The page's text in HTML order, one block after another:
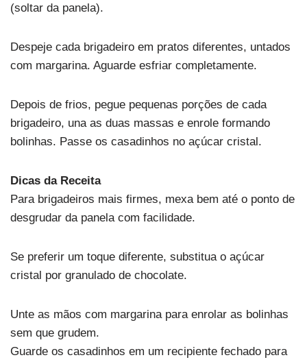
(soltar da panela).
Despeje cada brigadeiro em pratos diferentes, untados
com margarina. Aguarde esfriar completamente.
Depois de frios, pegue pequenas porções de cada
brigadeiro, una as duas massas e enrole formando
bolinhas. Passe os casadinhos no açúcar cristal.
Dicas da Receita
Para brigadeiros mais firmes, mexa bem até o ponto de
desgrudar da panela com facilidade.
Se preferir um toque diferente, substitua o açúcar
cristal por granulado de chocolate.
Unte as mãos com margarina para enrolar as bolinhas
sem que grudem.
Guarde os casadinhos em um recipiente fechado para